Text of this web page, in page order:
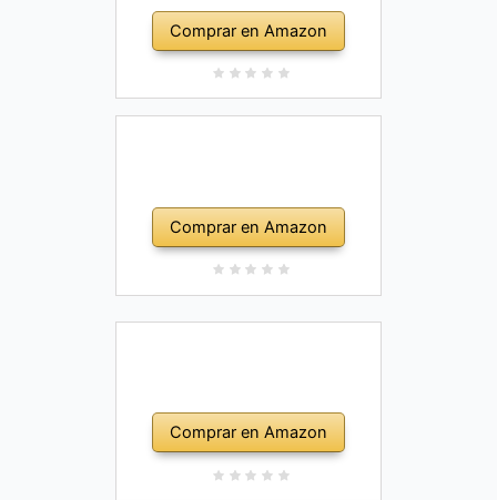
Comprar en Amazon
Comprar en Amazon
Comprar en Amazon